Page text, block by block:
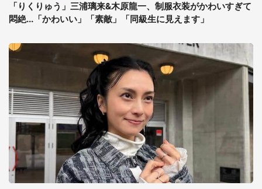
「りくりゅう」三浦璃来&木原龍一、制服衣装がかわいすぎて
悶絶...「かわいい」「素敵」「同級生に見えます」